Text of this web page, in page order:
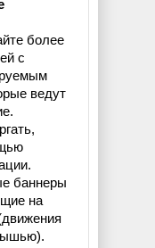
более
с
ведут
баннеры
на